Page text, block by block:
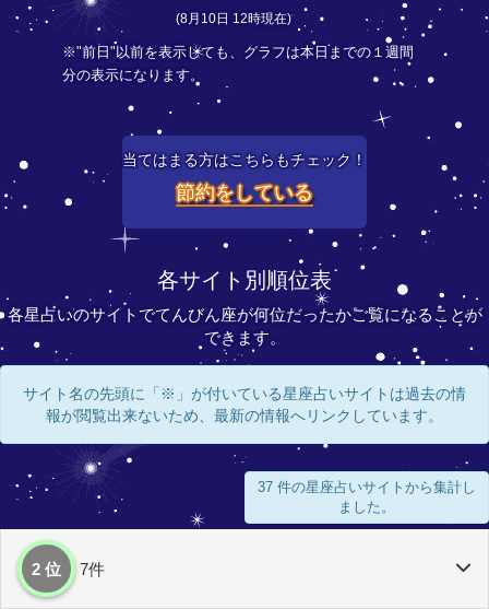
(8月10日 12時現在)
※"前日"以前を表示しても、グラフは本日までの１週間
分の表示になります。
当てはまる方はこちらもチェック！
節約をしている
各サイト別順位表
各星占いのサイトでてんびん座が何位だったかご覧になることが
できます。
サイト名の先頭に「※」が付いている星座占いサイトは過去の情
報が閲覧出来ないため、最新の情報へリンクしています。
37 件の星座占いサイトから集計し
ました。
2 位 7件